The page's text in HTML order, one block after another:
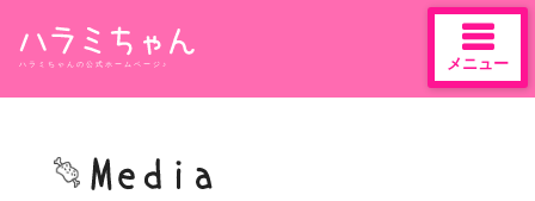
content
ハラミちゃんの公式ホームページ♪ メニュー